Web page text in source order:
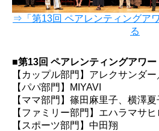
⇒「第13回 ペアレンティングア
る
■第13回 ペアレンティングアワー
【カップル部門】アレクサンダ
【パパ部門】MIYAVI
【ママ部門】篠田麻里子、横澤夏
【ファミリー部門】エハラマサヒ
【スポーツ部門】中田翔